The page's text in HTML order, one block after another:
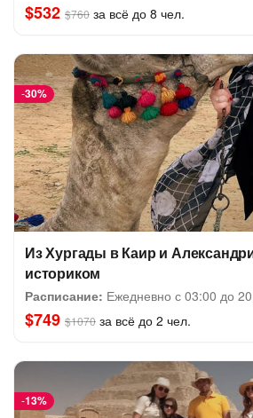
$532 $760 за всё до 8 чел.
-30%
Из Хургады в Каир и
историком
Расписание: Ежедневно с 03:00 до
$749 $1070 за всё до 2 чел.
-13%